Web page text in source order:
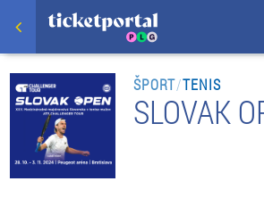
ŠPORT/TENIS
SLOVAK